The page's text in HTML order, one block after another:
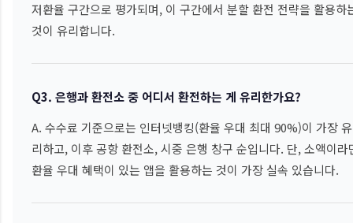
저환율 구간으로 평가되며, 이 구간에서 분할 환전 전략을 활용하
것이 유리합니다.
Q3. 은행과 환전소 중 어디서 환전하는 게 유리한가요?
A. 수수료 기준으로는 인터넷뱅킹(환율 우대 최대 90%)이 가장 유
리하고, 이후 공항 환전소, 시중 은행 창구 순입니다. 단, 소액이라
환율 우대 혜택이 있는 앱을 활용하는 것이 가장 실속 있습니다.